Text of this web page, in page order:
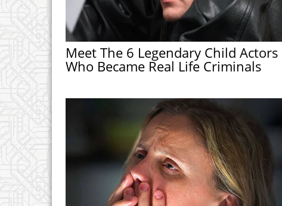
Meet The 6 Legendary Child Actors
Who Became Real Life Criminals